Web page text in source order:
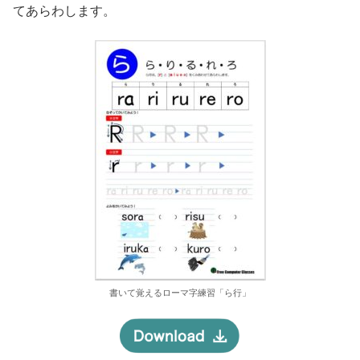
てあらわします。
書いて覚えるローマ字練習「ら行」